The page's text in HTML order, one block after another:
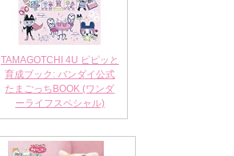
TAMAGOTCHI 4U ピピッと
育成ブック: バンダイ公式
たまごっちBOOK (ワンダ
ーライフスペシャル)